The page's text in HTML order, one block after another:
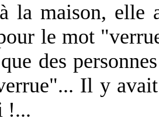
la maison, elle
le mot
des
Il y
!...